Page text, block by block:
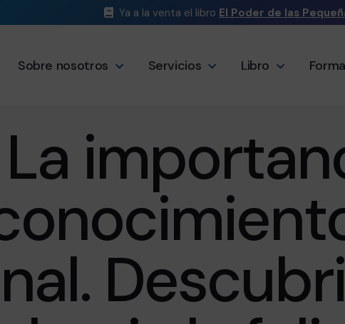
Ya a la venta el libro El Poder de las
Sobre nosotros Servicios Libro
La